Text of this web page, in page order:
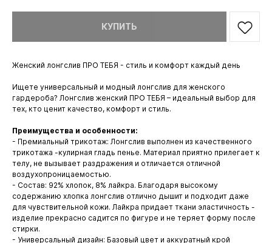
КУПИТЬ
Женский лонгслив ПРО ТЕБЯ - стиль и комфорт каждый день
Ищете универсальный и модный лонгслив для женского
гардероба? Лонгслив женский ПРО ТЕБЯ – идеальный выбор для
тех, кто ценит качество, комфорт и стиль.
Преимущества и особенности:
- Премиальный трикотаж: Лонгслив выполнен из качественного
трикотажа -кулирная гладь пенье. Материал приятно прилегает к
телу, не вызывает раздражения и отличается отличной
воздухопроницаемостью.
- Состав: 92% хлопок, 8% лайкра. Благодаря высокому
содержанию хлопка лонгслив отлично дышит и подходит даже
для чувствительной кожи. Лайкра придает ткани эластичность -
изделие прекрасно садится по фигуре и не теряет форму после
стирки.
- Универсальный дизайн: Базовый цвет и аккуратный крой